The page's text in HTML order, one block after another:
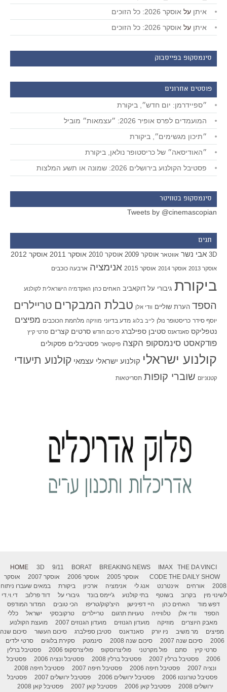
איתן על אוסקר 2026: כל הזוכים
איתן על אוסקר 2026: כל הזוכים
סינמסקופ בפייסבוק
פוסטים אחרונים
״ספיידרמן: יום חדש״, ביקורת
המועמדים לפרס אופיר 2026: ״עצמאות״ מוביל
״תיכון מגשימים״, ביקורת
״האודיסאה״ של כריסטופר נולאן, ביקורת
פסטיבל הקולנוע בירושלים 2026: שמונה או תשע המלצות
סינמסקופ בטוויטר
Tweets by @cinemascopian
תגים
3D אבי נשר אווטאר אוסקר 2009 אוסקר 2010 אוסקר 2011 אוסקר 2012
אוסקר 2013 אוסקר 2014 אוסקר 2015 אנימציה ארבעה כוכבים
ביקורת גיבורי על דוקאביב האחים כהן האקדמיה הישראלית לקולנוע
הספד הערת שוליים וודי אלן טבלת המבקרים טריילרים
יוסף סידר כריסטופר נולן לייב בלוג מדע בדיוני מוזיקה מלחמת הכוכבים מפיצים
נטפליקס סאנדאנס סטיבן ספילברג סיכום חודש סרטים קצרים סרטי קיץ
פודקאסט סינמסקופ הקצה פיקסאר פסטיבלים פסקולים
קולנוע ישראלי קולנוע ישראלי עצמאי קולנוע תיעודי
קטנוניזם שוברי קופות תסריטאות
HOME 3D 9/11 BORAT BREAKING NEWS IMAX
THE DA VINCI
CODE THE DAILY SHOW אוסקר 2005 אוסקר 2006 אוסקר 2007
אוסקר
2008
אורחים אינטרנט אנג לי אנימציה ארכיון ביקורת
במאים שעברו ניתוח
לשינוי מין
בקרוב בשוטף בתי קולנוע ג'יימס בונד גיבורי על דוד פרלוב
די.וי.די
דפש מוד
האחים כהן היי דפינישן היצ'קוק/טריפו הכי טובים
המדור המודפס
הספד
וודי אלן טלוויזיה טעויות תרגום טריילרים טרקובסקי ישראל
כללי
מאבק היוצרים
מוזיקה מועדון הגנוזים מועדון הגנוזים 2007
מועצת הקולנוע
מפיצים
מר משיב ניו יורק סאנדאנס סטיבן ספילברג סיכום העשור
סיכום שנה
2006
סיכום שנה 2007 סיכום שנה 2008 סינמטק סקירת בלוגים
סרטי ילדים
סרטי קיץ
סתם פול מקרטני פוליצרוסקופ פוליצרסקופ 2006
פסטיבל ברלין
2006
פסטיבל ברלין 2007 פסטיבל ברלין 2008 פסטיבל ונציה 2006
פסטיבל
ונציה 2007
פסטיבל חיפה 2006 פסטיבל חיפה 2007
פסטיבל חיפה 2008
פסטיבל טורונטו 2006
פסטיבל ירושלים 2006 פסטיבל ירושלים 2007
פסטיבל
ירושלים 2008
פסטיבל קאן 2006 פסטיבל קאן 2007 פסטיבל קאן 2008